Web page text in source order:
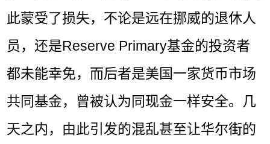
此蒙受了损失，不论是远在挪威的退休人
员，还是Reserve Primary基金的投资者
都未能幸免，而后者是美国一家货币市场
共同基金，曾被认为同现金一样安全。几
天之内，由此引发的混乱甚至让华尔街的